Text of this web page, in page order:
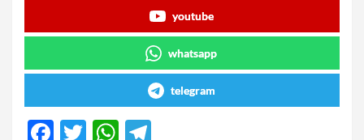
youtube
whatsapp
telegram
F
T
W